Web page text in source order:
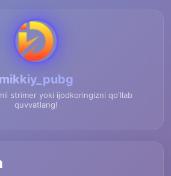
mikkiy_pubg
strimer yoki ijodkoringizni qo'llab
quvvatlang!